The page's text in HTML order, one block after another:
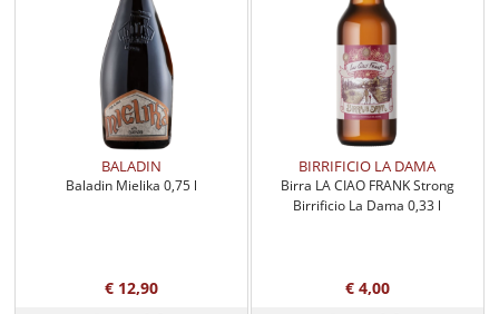
BALADIN
Baladin Mielika 0,75 l
€ 12,90
BIRRIFICIO LA DAMA
Birra LA CIAO FRANK Strong
Birrificio La Dama 0,33 l
€ 4,00